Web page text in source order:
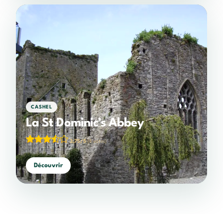
CASHEL
La St Dominic’s Abbey
3,75/5(4 votes)
Découvrir